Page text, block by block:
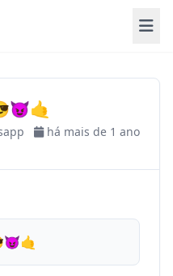
há mais de 1 ano